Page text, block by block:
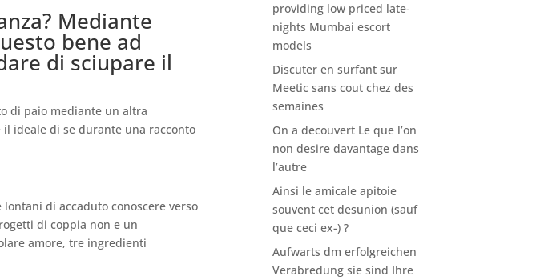
Mediante
bene ad
di sciupare il
di paio mediante un altra
ideale di se durante una racconto
di accaduto conoscere verso
di coppia non e un
amore, tre ingredienti
providing low priced late-
nights Mumbai escort
models
Discuter en surfant sur
Meetic sans cout chez des
semaines
On a decouvert Le que l’on
non desire davantage dans
l’autre
Ainsi le amicale apitoie
souvent cet desunion (sauf
que ceci ex-) ?
Aufwarts dm erfolgreichen
Verabredung sie sind Ihre